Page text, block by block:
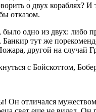
о двух кораблях?
отказом.
одно из двух: либо
тут же
другой на случай
с Бойскоттом,
Он отличался